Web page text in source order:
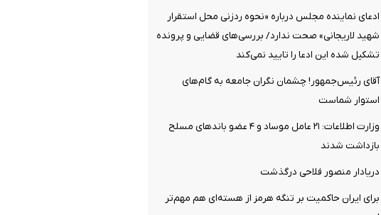
ادعای نماینده مجلس درباره «نحوه ردزنی محل استقرار
شهید لاریجانی» صحت ندارد/ بررسی‌های قضایی و پرونده
تشکیل شده این ادعا را تایید نمی‌کند
آقای رئیس‌جمهور! چشمان نگران جامعه به گام‌های
استوار شماست
وزارت اطلاعات: ۲۱ عامل موساد و ۴ عضو باندهای مسلح
بازداشت شدند
دریادار منصور فلاحی درگذشت
برای ایران حاکمیت بر تنگه هرمز از هسته‌ای هم مهم‌تر